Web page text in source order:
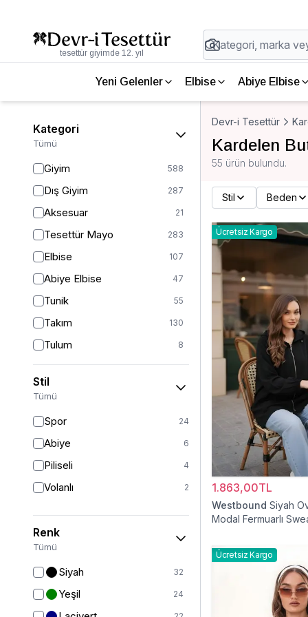
tesettür giyimde 12. yıl
Yeni Gelenler Elbise Abiye Elbise
Kategori
Tümü
Giyim 588
Dış Giyim 287
Aksesuar 21
Tesettür Mayo 283
Elbise 107
Abiye Elbise 47
Tunik 55
Takım 130
Tulum 8
Pantolon 153
Etek 19
Ferace 126
Kap & Pardesü
Trençkot
Hırka
Stil
Tümü
Spor 24
Abiye 6
Piliseli 4
Volanlı 2
Renk
Tümü
Siyah 32
Yeşil 24
Devr-i Tesettür
Kardelen
55 ürün bulundu.
Stil Beden
Ücretsiz Kargo
1.863,00TL
Westbound Siyah
Modal Fermuarlı
Ücretsiz Kargo